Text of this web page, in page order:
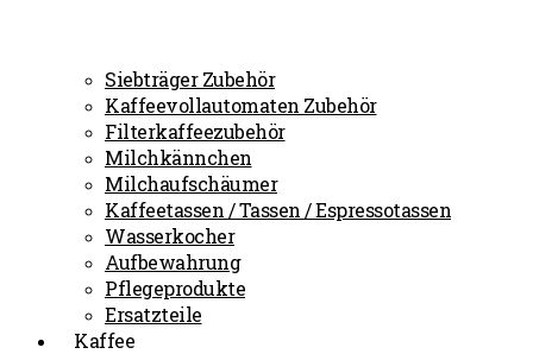
Siebträger Zubehör
Kaffeevollautomaten Zubehör
Filterkaffeezubehör
Milchkännchen
Milchaufschäumer
Kaffeetassen / Tassen / Espressotassen
Wasserkocher
Aufbewahrung
Pflegeprodukte
Ersatzteile
Kaffee